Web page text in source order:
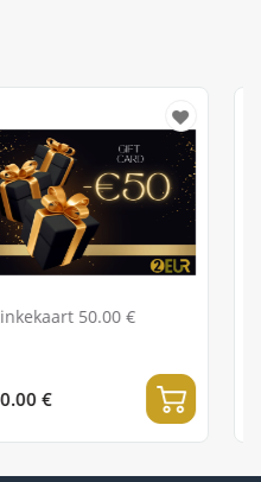
Kinkekaart 100.00
100.00 €